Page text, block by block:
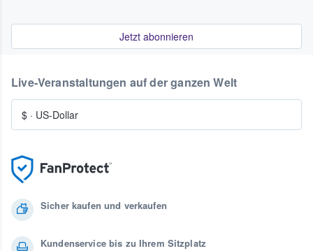
Jetzt abonnieren
Sicher kaufen und verkaufen
Kundenservice bis zu Ihrem Sitzplatz
Live-Veranstaltungen auf der ganzen Welt
$ · US-Dollar